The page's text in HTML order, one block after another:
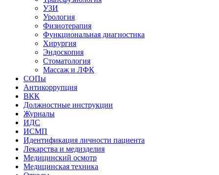
УЗИ
Урология
Физиотерапия
Функциональная диагностика
Хирургия
Эндоскопия
Стоматология
Массаж и ЛФК
СОПы
Антикоррупция
ВКК
Должностные инструкции
Журналы
ИДС
ИСМП
Идентификация личности пациента
Лекарства и медизделия
Медицинский осмотр
Медицинская техника